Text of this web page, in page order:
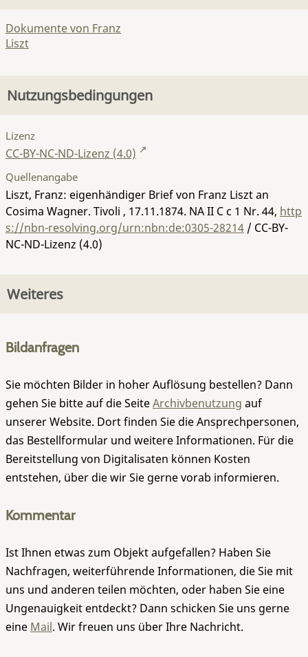
Dokumente von Franz
Liszt
Nutzungsbedingungen
Lizenz
CC-BY-NC-ND-Lizenz (4.0)
Quellenangabe
Liszt, Franz: eigenhändiger Brief von Franz Liszt an
Cosima Wagner. Tivoli , 17.11.1874. NA II C c 1 Nr. 44, http
s://nbn-resolving.org/urn:nbn:de:0305-28214 / CC-BY-
NC-ND-Lizenz (4.0)
Weiteres
Bildanfragen
Sie möchten Bilder in hoher Auflösung bestellen? Dann
gehen Sie bitte auf die SeiteArchivbenutzung auf
unserer Website. Dort finden Sie die Ansprechpersonen,
das Bestellformular und weitere Informationen. Für die
Bereitstellung von Digitalisaten können Kosten
entstehen, über die wir Sie gerne vorab informieren.
Kommentar
Ist Ihnen etwas zum Objekt aufgefallen? Haben Sie
Nachfragen, weiterführende Informationen, die Sie mit
uns und anderen teilen möchten, oder haben Sie eine
Ungenauigkeit entdeckt? Dann schicken Sie uns gerne
eine Mail. Wir freuen uns über Ihre Nachricht.